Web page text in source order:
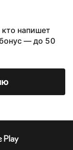
напишет
бонус — до 50